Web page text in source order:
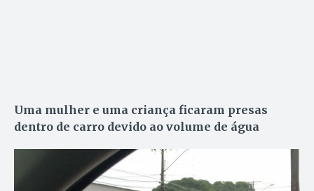
Uma mulher e uma criança ficaram presas
dentro de carro devido ao volume de água